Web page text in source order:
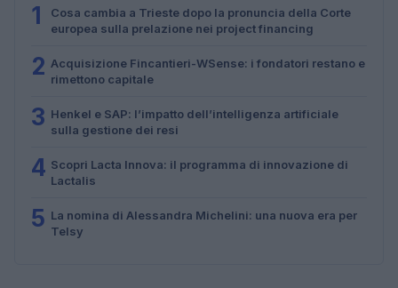
1
Cosa cambia a Trieste dopo la pronuncia della Corte
europea sulla prelazione nei project financing
2 Acquisizione Fincantieri-WSense: i fondatori restano e
rimettono capitale
3 Henkel e SAP: l’impatto dell’intelligenza artificiale
sulla gestione dei resi
4 Scopri Lacta Innova: il programma di innovazione di
Lactalis
5 La nomina di Alessandra Michelini: una nuova era per
Telsy